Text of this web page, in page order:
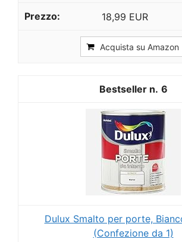
18,99 EUR
Acquista su Amazon
6
Dulux Smalto per porte,
(Confezione da 1)